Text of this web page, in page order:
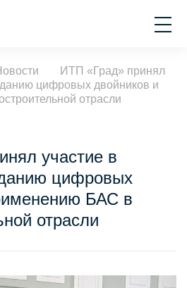
ИТП «Град» принял
цифровых двойников и
отрасли
участие в
цифровых
БАС в
отрасли